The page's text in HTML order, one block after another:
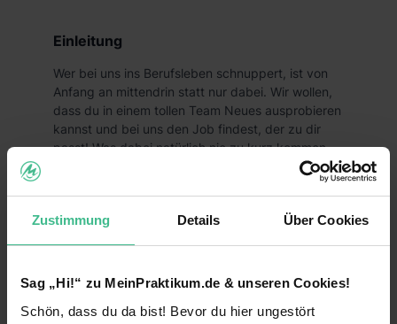
Zustimmung Details Über Cookies
Sag „Hi!“ zu MeinPraktikum.de & unseren Cookies!
Schön, dass du da bist! Bevor du hier ungestört
Einleitung
Wer bei uns ins Berufsleben schnuppert, ist von
Anfang an mittendrin statt nur dabei. Wir wollen,
dass du in einem tollen Team Neues ausprobieren
kannst und bei uns den Job findest, der zu dir
passt! Was dabei natürlich nie zu kurz kommen
darf? Der Spaß und deine Zukunftsperspektiven!
Deine Aufgaben
Du suchst ein abwechslungsreiches Praktikum,
welches dir vielfältige Einblicke in den Handel
bist du bei uns genau richtig!
Als Praktikant bei Lidl erfährst du, warum wir